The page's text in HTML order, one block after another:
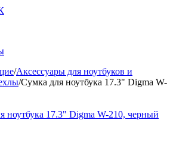
/Аксессуары для ноутбуков и
/Сумка для ноутбука 17.3" Digma W-